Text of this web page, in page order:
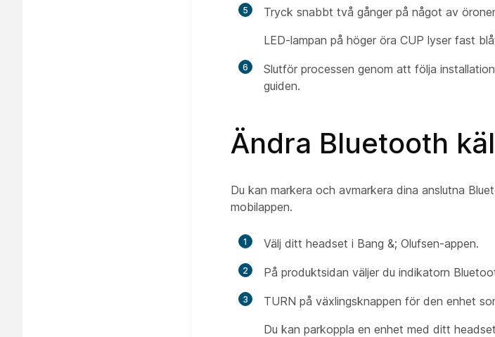
5
Tryck snabbt två gånger på något av
LED-lampan på höger öra CUP lyser fast
6
Slutför processen genom att följa
guiden.
Ändra Bluetooth
Du kan markera och avmarkera dina anslutna
mobilappen.
1 Välj ditt headset i Bang &; Olufsen-appen.
2 På produktsidan väljer du indikatorn
3
TURN på växlingsknappen för den enhet
Du kan parkoppla en enhet med ditt